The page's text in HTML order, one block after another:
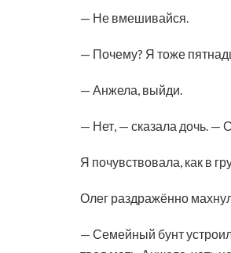
— Не вмешивайся.
— Почему? Я тоже
— Анжела, выйди.
— Нет, — сказала дочь. —
Я почувствовала, как в
Олег раздражённо
— Семейный бунт